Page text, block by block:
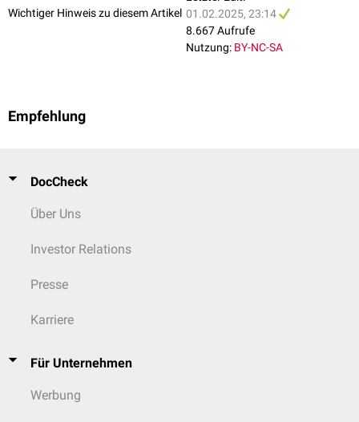
Wichtiger Hinweis zu diesem Artikel 01.02.2025, 23:14
8.667 Aufrufe
Nutzung: BY-NC-SA
Empfehlung
DocCheck
Über Uns
Investor Relations
Presse
Karriere
Für Unternehmen
Werbung